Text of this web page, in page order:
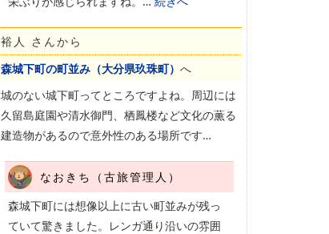
裕人 さんから
森城下町の町並み（大分県玖珠町） へ
城のない城下町ってところですよね。周辺には
久留島庭園や清水御門、栖鳳楼など文化の薫る
建造物があるので意外性のある場所です…
なおきち（古旅管理人）
森城下町には想像以上に古い町並みが残っ
ていて驚きました。レンガ通り沿いの雰囲